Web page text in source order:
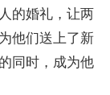
的婚礼，让两
他们送上了新
同时，成为他